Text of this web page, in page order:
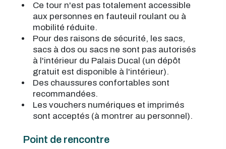
Ce tour n'est pas totalement accessible
aux personnes en fauteuil roulant ou à
mobilité réduite.
Pour des raisons de sécurité, les sacs,
sacs à dos ou sacs ne sont pas autorisés
à l'intérieur du Palais Ducal (un dépôt
gratuit est disponible à l'intérieur).
Des chaussures confortables sont
recommandées.
Les vouchers numériques et imprimés
sont acceptés (à montrer au personnel).
Point de rencontre